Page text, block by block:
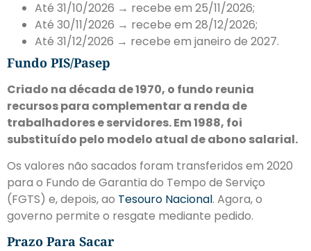
Até 31/10/2026 → recebe em 25/11/2026;
Até 30/11/2026 → recebe em 28/12/2026;
Até 31/12/2026 → recebe em janeiro de 2027.
Fundo PIS/Pasep
Criado na década de 1970, o fundo reunia
recursos para complementar a renda de
trabalhadores e servidores. Em 1988, foi
substituído pelo modelo atual de abono salarial.
Os valores não sacados foram transferidos em 2020
para o Fundo de Garantia do Tempo de Serviço
(FGTS) e, depois, ao Tesouro Nacional. Agora, o
governo permite o resgate mediante pedido.
Prazo Para Sacar